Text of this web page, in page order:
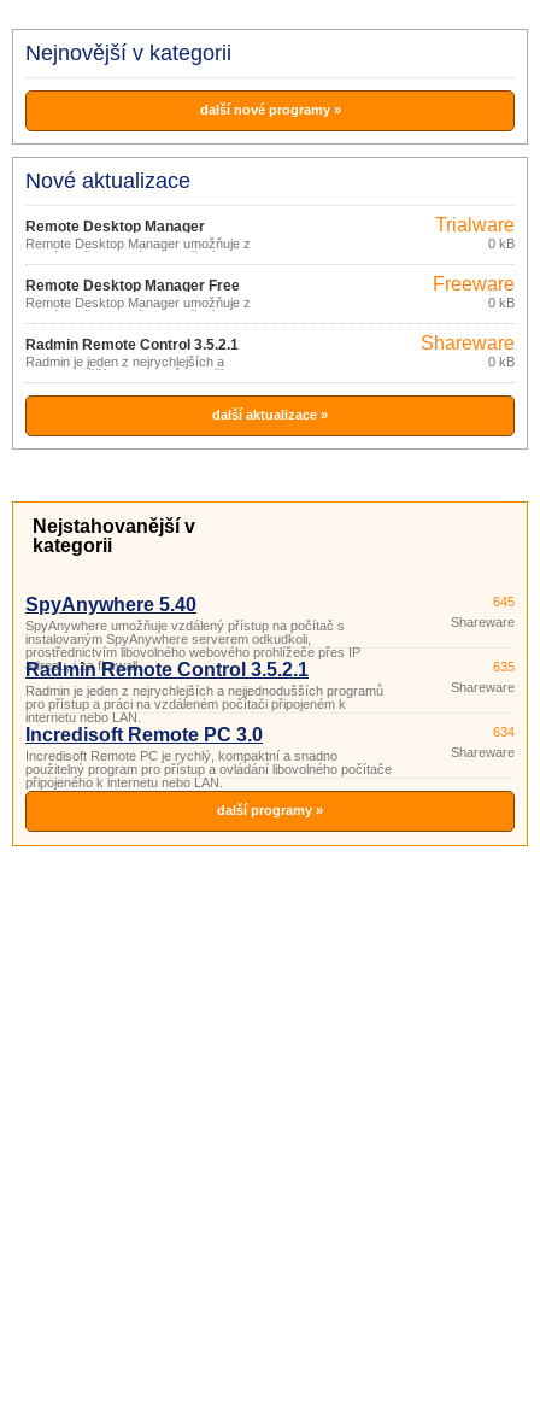
Nejnovější v kategorii
další nové programy »
Nové aktualizace
Remote Desktop Manager
Enterprise 2020.2.14.0
Remote Desktop Manager umožňuje z
jediného uživatelského prostředí
spravovat všechna vaše vzdálená
připojení a virtuální počítače.
Trialware
0 kB
Remote Desktop Manager Free
2020.2.14.0
Remote Desktop Manager umožňuje z
jediného uživatelského prostředí
spravovat všechna vaše vzdálená
připojení a virtuální počítače.
Freeware
0 kB
Radmin Remote Control 3.5.2.1
Radmin je jeden z nejrychlejších a
nejjednodušších programů pro přístup a
práci na vzdáleném počítači připojeném
k internetu nebo LAN.
Shareware
0 kB
další aktualizace »
Nejstahovanější v
kategorii
SpyAnywhere 5.40
SpyAnywhere umožňuje vzdálený přístup na počítač s
instalovaným SpyAnywhere serverem odkudkoli,
prostřednictvím libovolného webového prohlížeče přes IP
adresu, i za firewall.
645
Shareware
Radmin Remote Control 3.5.2.1
Radmin je jeden z nejrychlejších a nejjednodušších programů
pro přístup a práci na vzdáleném počítači připojeném k
internetu nebo LAN.
635
Shareware
Incredisoft Remote PC 3.0
Incredisoft Remote PC je rychlý, kompaktní a snadno
použitelný program pro přístup a ovládání libovolného počítače
připojeného k internetu nebo LAN.
634
Shareware
další programy »